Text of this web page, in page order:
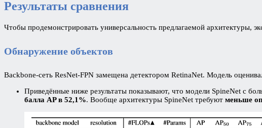
Результаты сравнения
Чтобы продемонстрировать универсальность предлагаемой архитектуры,
Обнаружение объектов
Backbone-сеть ResNet-FPN замещена детектором RetinaNet. Модель
Приведённые ниже результаты показывают, что модели SpineNet с
балла AP в 52,1%. Вообще архитектуры SpineNet требуют меньше